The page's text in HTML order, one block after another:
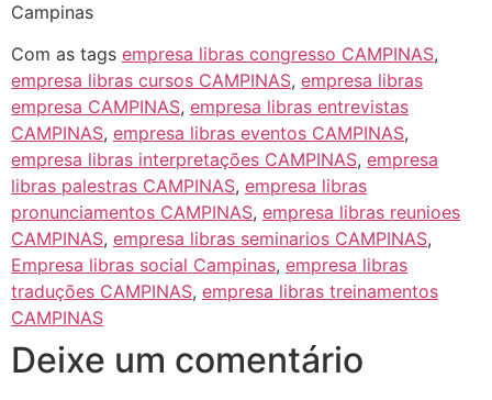
Campinas
Com as tags empresa libras congresso CAMPINAS,
empresa libras cursos CAMPINAS, empresa libras
empresa CAMPINAS, empresa libras entrevistas
CAMPINAS, empresa libras eventos CAMPINAS,
empresa libras interpretações CAMPINAS, empresa
libras palestras CAMPINAS, empresa libras
pronunciamentos CAMPINAS, empresa libras reunioes
CAMPINAS, empresa libras seminarios CAMPINAS,
Empresa libras social Campinas, empresa libras
traduções CAMPINAS, empresa libras treinamentos
CAMPINAS
Deixe um comentário